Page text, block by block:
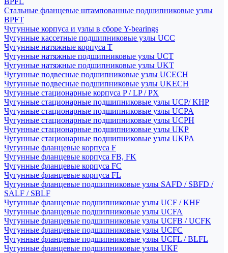
Стальные фланцевые штампованные подшипниковые узлы
BPFT
Чугунные корпуса и узлы в сборе Y-bearings
Чугунные кассетные подшипниковые узлы UCC
Чугунные натяжные корпуса T
Чугунные натяжные подшипниковые узлы UCT
Чугунные натяжные подшипниковые узлы UKT
Чугунные подвесные подшипниковые узлы UCECH
Чугунные подвесные подшипниковые узлы UKECH
Чугунные стационарные корпуса P / LP / PX
Чугунные стационарные подшипниковые узлы UCP/ KHP
Чугунные стационарные подшипниковые узлы UCPA
Чугунные стационарные подшипниковые узлы UCPH
Чугунные стационарные подшипниковые узлы UKP
Чугунные стационарные подшипниковые узлы UKPA
Чугунные фланцевые корпуса F
Чугунные фланцевые корпуса FB, FK
Чугунные фланцевые корпуса FC
Чугунные фланцевые корпуса FL
Чугунные фланцевые подшипниковые узлы SAFD / SBFD /
SALF / SBLF
Чугунные фланцевые подшипниковые узлы UCF / KHF
Чугунные фланцевые подшипниковые узлы UCFA
Чугунные фланцевые подшипниковые узлы UCFB / UCFK
Чугунные фланцевые подшипниковые узлы UCFC
Чугунные фланцевые подшипниковые узлы UCFL / BLFL
Чугунные фланцевые подшипниковые узлы UKF